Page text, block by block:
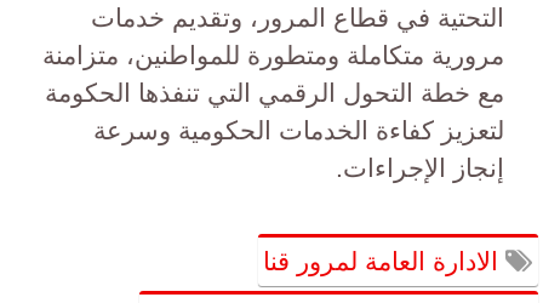
التحتية في قطاع المرور، وتقديم خدمات
مرورية متكاملة ومتطورة للمواطنين، متزامنة
مع خطة التحول الرقمي التي تنفذها الحكومة
لتعزيز كفاءة الخدمات الحكومية وسرعة
إنجاز الإجراءات.
الادارة العامة لمرور قنا